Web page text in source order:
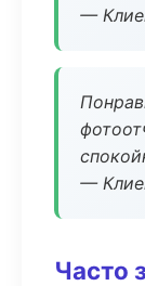
—
—
Часто